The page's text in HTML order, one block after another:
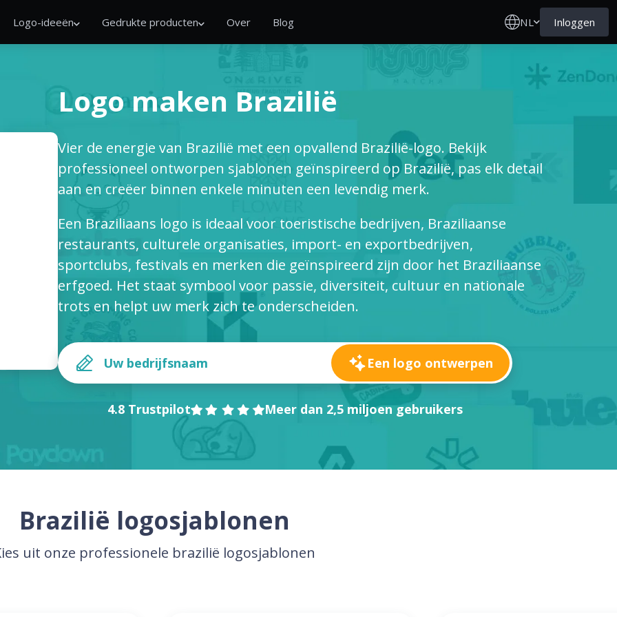
Logo-ideeën Gedrukte producten Over Blog NL Inloggen
Logo maken Brazilië
Vier de energie van Brazilië met een opvallend Brazilië-logo. Bekijk
professioneel ontworpen sjablonen geïnspireerd op Brazilië, pas elk detail
aan en creëer binnen enkele minuten een levendig merk.
Een Braziliaans logo is ideaal voor toeristische bedrijven, Braziliaanse
restaurants, culturele organisaties, import- en exportbedrijven,
sportclubs, festivals en merken die geïnspireerd zijn door het Braziliaanse
erfgoed. Het staat symbool voor passie, diversiteit, cultuur en nationale
trots en helpt uw merk zich te onderscheiden.
Een logo ontwerpen
4.8 Trustpilot Meer dan 2,5 miljoen gebruikers
Brazilië logosjablonen
uit onze professionele brazilië logosjablonen